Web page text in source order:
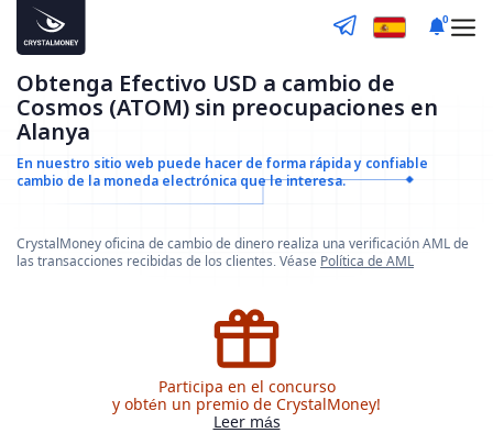
0
Obtenga Efectivo USD a cambio de
Cosmos (ATOM) sin preocupaciones en
Alanya
En nuestro sitio web puede hacer de forma rápida y confiable
cambio de la moneda electrónica que le interesa.
CrystalMoney oficina de cambio de dinero realiza una verificación AML de
las transacciones recibidas de los clientes. Véase Política de AML
Participa en el concurso
y obtén un premio de CrystalMoney!
Leer más